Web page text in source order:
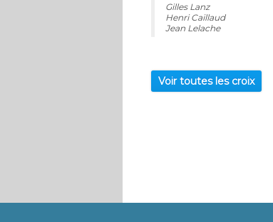
Gilles Lanz
Henri Caillaud
Jean Lelache
Voir toutes les croix